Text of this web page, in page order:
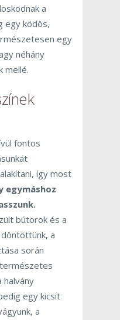
a
egy ködös,
egy
néhány
mellé.
fontos
így most
egymáshoz
bútorok és a
a
során
halvány
egy kicsit
a